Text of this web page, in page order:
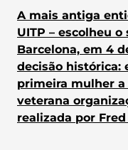
A mais antiga
UITP – escolheu
Barcelona, em 4
decisão histórica:
primeira mulher a
veterana
realizada por